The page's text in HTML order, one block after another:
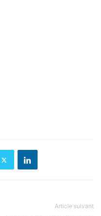
Article suivant